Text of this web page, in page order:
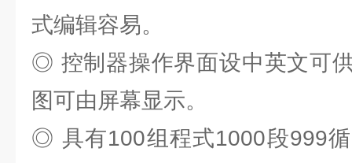
式编辑容易。
◎ 控制器操作界面设中英文可
图可由屏幕显示。
◎ 具有100组程式1000段999